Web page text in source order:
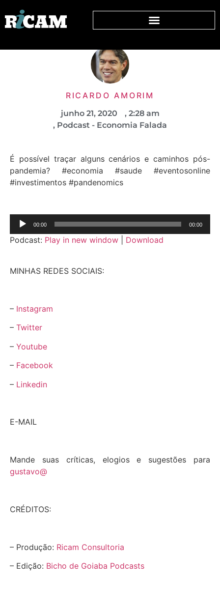
RICARDO AMORIM
junho 21, 2020 , 2:28 am
, Podcast - Economia Falada
É possível traçar alguns cenários e caminhos pós-
pandemia? #economia #saude #eventosonline
#investimentos #pandenomics
Tocador
áudio
00:00 00:00
Podcast: Play in new window Download
MINHAS REDES SOCIAIS:
– Instagram
– Twitter
– Youtube
– Facebook
– Linkedin
E-MAIL
Mande suas críticas, elogios e sugestões para
gustavo@
CRÉDITOS:
– Produção: Ricam Consultoria
– Edição: Bicho de Goiaba Podcasts